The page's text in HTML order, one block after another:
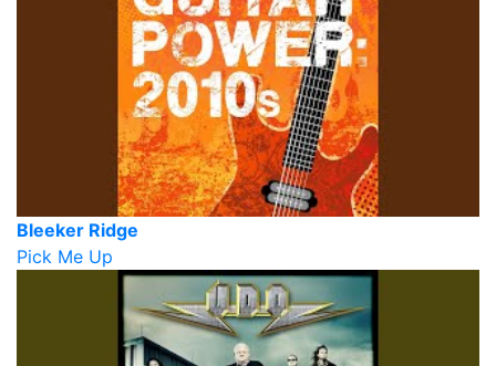
Bleeker Ridge
Pick Me Up